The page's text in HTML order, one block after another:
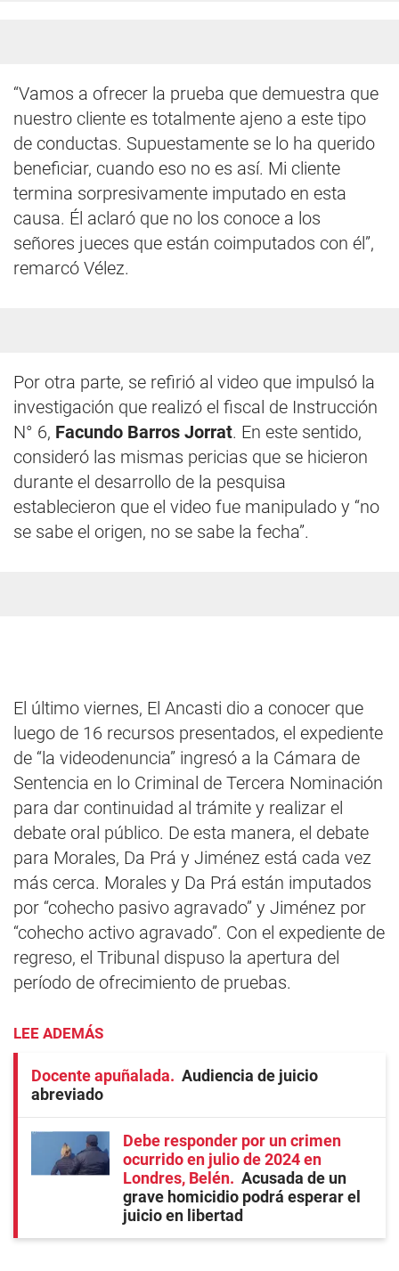
“Vamos a ofrecer la prueba que demuestra que
nuestro cliente es totalmente ajeno a este tipo
de conductas. Supuestamente se lo ha querido
beneficiar, cuando eso no es así. Mi cliente
termina sorpresivamente imputado en esta
causa. Él aclaró que no los conoce a los
señores jueces que están coimputados con él”,
remarcó Vélez.
Por otra parte, se refirió al video que impulsó la
investigación que realizó el fiscal de Instrucción
N° 6, Facundo Barros Jorrat. En este sentido,
consideró las mismas pericias que se hicieron
durante el desarrollo de la pesquisa
establecieron que el video fue manipulado y “no
se sabe el origen, no se sabe la fecha”.
El último viernes, El Ancasti dio a conocer que
luego de 16 recursos presentados, el expediente
de “la videodenuncia” ingresó a la Cámara de
Sentencia en lo Criminal de Tercera Nominación
para dar continuidad al trámite y realizar el
debate oral público. De esta manera, el debate
para Morales, Da Prá y Jiménez está cada vez
más cerca. Morales y Da Prá están imputados
por “cohecho pasivo agravado” y Jiménez por
“cohecho activo agravado”. Con el expediente de
regreso, el Tribunal dispuso la apertura del
período de ofrecimiento de pruebas.
LEE ADEMÁS
Docente apuñalada
Audiencia de juicio
abreviado
Debe responder por un crimen
ocurrido en julio de 2024 en
Londres, Belén
Acusada de un
grave homicidio podrá esperar el
juicio en libertad